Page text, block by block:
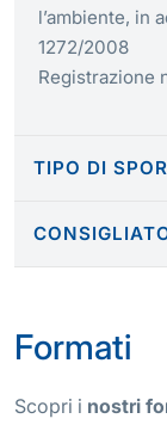
l’ambiente, in
1272/2008
Registrazione
TIPO DI
Formati
Scopri i nostri